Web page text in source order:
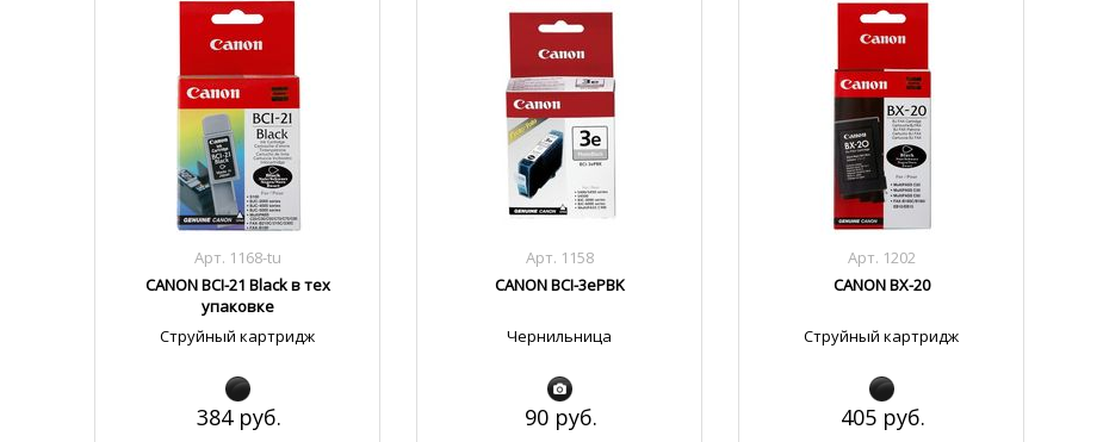
Арт. 1168-tu
CANON BCI-21 Black в тех
упаковке
Струйный картридж
384 руб.
Арт. 1158
CANON BCI-3ePBK
Чернильница
90 руб.
Арт. 1202
CANON BX-20
Струйный картридж
405 руб.